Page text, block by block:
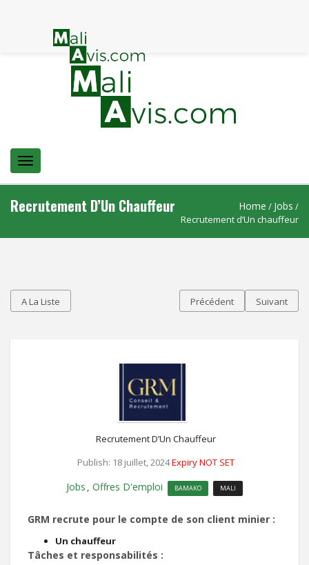
Menu
Recrutement D’Un Chauffeur Home / Jobs /
Recrutement d’Un chauffeur
A La Liste Précédent Suivant
Recrutement D’Un Chauffeur
Publish: 18 juillet, 2024Expiry NOT SET
Jobs Offres D'emploi BAMAKO MALI
GRM recrute pour le compte de son client minier :
Un chauffeur
Tâches et responsabilités :